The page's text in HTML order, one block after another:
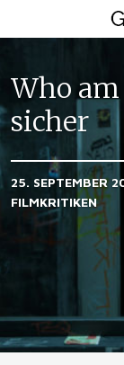
Who
sicher
25. SEPTEMBER
FILMKRITIKEN